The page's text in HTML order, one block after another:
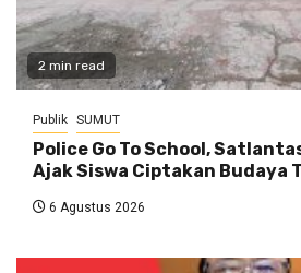
2 min read
Publik SUMUT
Police Go To School,
Ajak Siswa Ciptakan Budaya
6 Agustus 2026